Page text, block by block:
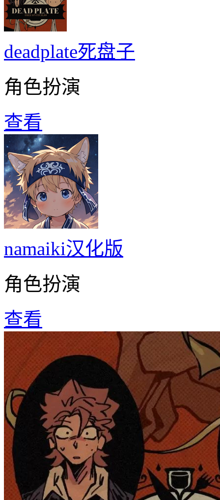
deadplate死盘子
角色扮演
查看
namaiki汉化版
角色扮演
查看